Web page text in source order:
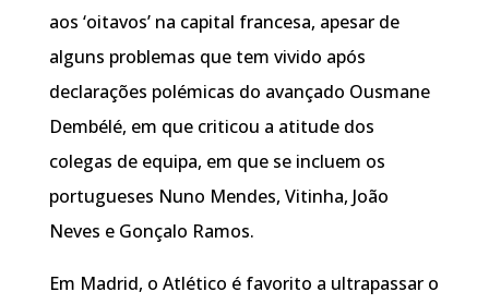
aos ‘oitavos’ na capital francesa, apesar de
alguns problemas que tem vivido após
declarações polémicas do avançado Ousmane
Dembélé, em que criticou a atitude dos
colegas de equipa, em que se incluem os
portugueses Nuno Mendes, Vitinha, João
Neves e Gonçalo Ramos.
Em Madrid, o Atlético é favorito a ultrapassar o